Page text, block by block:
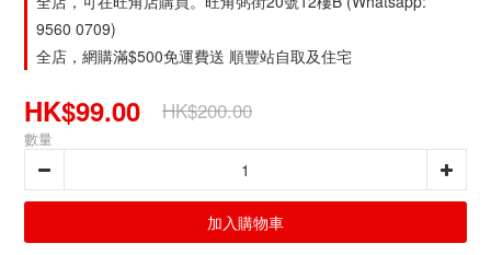
9560 0709)
全店，網購滿$500免運費送 順豐站自取及住宅
HK$99.00 HK$200.00
數量
加入購物車